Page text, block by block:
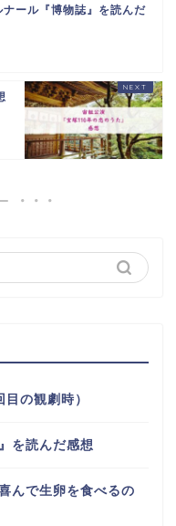
ナール『博物誌』を読んだ
の観劇時）
を読んだ感想
んで生卵を食べるの